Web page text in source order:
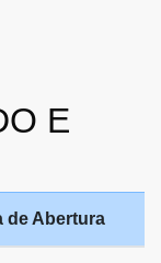
E
de Abertura